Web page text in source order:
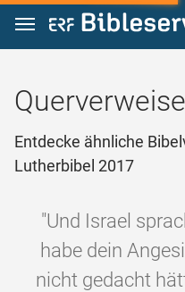
Zum Inhalt springen
Querverweise
Entdecke ähnliche
Lutherbibel 2017
"Und Israel
habe dein
nicht gedacht